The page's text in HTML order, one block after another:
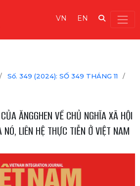
VN EN
/ Số. 349 (2024): SỐ 349 THÁNG 11
/
ĂNGGHEN VỀ CHỦ NGHĨA XÃ HỘI
LIÊN HỆ THỰC TIỄN Ở VIỆT NAM